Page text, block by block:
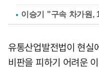
이승기 "구속 차가원,
유통산업발전법이 현
비판을 피하기 어려운